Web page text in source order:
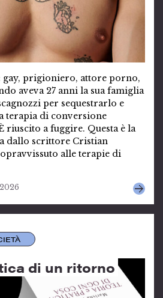
gay, prigioniero, attore porno,
aveva 27 anni la sua famiglia
per sequestrarlo e
terapia di conversione
riuscito a fuggire. Questa è la
Cristian
alle terapie di
di un ritorno